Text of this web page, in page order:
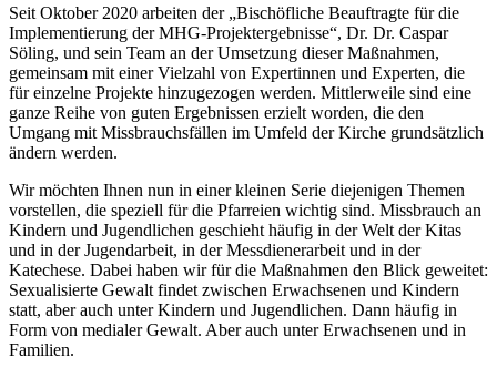
Seit Oktober 2020 arbeiten der „Bischöfliche Beauftragte für die
Implementierung der MHG-Projektergebnisse“, Dr. Dr. Caspar
Söling, und sein Team an der Umsetzung dieser Maßnahmen,
gemeinsam mit einer Vielzahl von Expertinnen und Experten, die
für einzelne Projekte hinzugezogen werden. Mittlerweile sind eine
ganze Reihe von guten Ergebnissen erzielt worden, die den
Umgang mit Missbrauchsfällen im Umfeld der Kirche grundsätzlich
ändern werden.
Wir möchten Ihnen nun in einer kleinen Serie diejenigen Themen
vorstellen, die speziell für die Pfarreien wichtig sind. Missbrauch an
Kindern und Jugendlichen geschieht häufig in der Welt der Kitas
und in der Jugendarbeit, in der Messdienerarbeit und in der
Katechese. Dabei haben wir für die Maßnahmen den Blick geweitet:
Sexualisierte Gewalt findet zwischen Erwachsenen und Kindern
statt, aber auch unter Kindern und Jugendlichen. Dann häufig in
Form von medialer Gewalt. Aber auch unter Erwachsenen und in
Familien.